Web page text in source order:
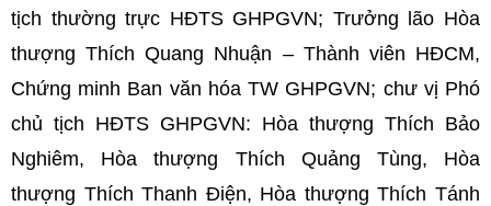
tịch thường trực HĐTS GHPGVN; Trưởng lão Hòa
thượng Thích Quang Nhuận – Thành viên HĐCM,
Chứng minh Ban văn hóa TW GHPGVN; chư vị Phó
chủ tịch HĐTS GHPGVN: Hòa thượng Thích Bảo
Nghiêm, Hòa thượng Thích Quảng Tùng, Hòa
thượng Thích Thanh Điện, Hòa thượng Thích Tánh